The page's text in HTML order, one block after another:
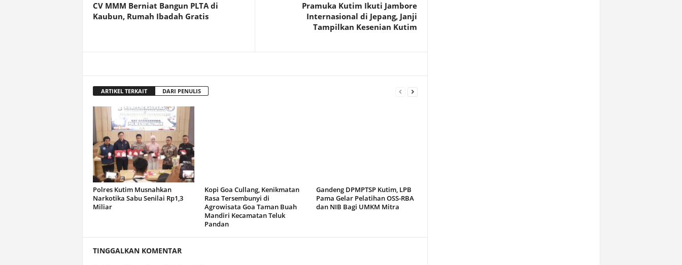
CV MMM Berniat Bangun PLTA di
Kaubun, Rumah Ibadah Gratis
Pramuka Kutim Ikuti Jambore
Internasional di Jepang, Janji
Tampilkan Kesenian Kutim
ARTIKEL TERKAIT DARI PENULIS
Polres Kutim Musnahkan
Narkotika Sabu Senilai Rp1,3
Miliar
Kopi Goa Cullang, Kenikmatan
Rasa Tersembunyi di
Agrowisata Goa Taman Buah
Mandiri Kecamatan Teluk
Pandan
Gandeng DPMPTSP Kutim, LPB
Pama Gelar Pelatihan OSS-RBA
dan NIB Bagi UMKM Mitra
TINGGALKAN KOMENTAR